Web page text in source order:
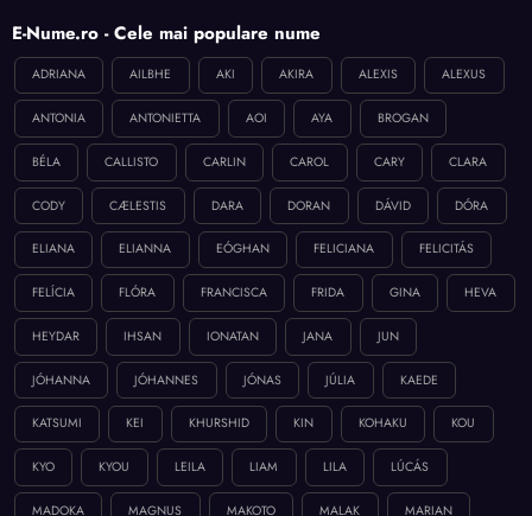
E-Nume.ro - Cele mai populare nume
ADRIANA AILBHE AKI AKIRA ALEXIS ALEXUS
ANTONIA ANTONIETTA AOI AYA BROGAN
BÉLA CALLISTO CARLIN CAROL CARY CLARA
CODY CÆLESTIS DARA DORAN DÁVID DÓRA
ELIANA ELIANNA EÓGHAN FELICIANA FELICITÁS
FELÍCIA FLÓRA FRANCISCA FRIDA GINA HEVA
HEYDAR IHSAN IONATAN JANA JUN
JÓHANNA JÓHANNES JÓNAS JÚLIA KAEDE
KATSUMI KEI KHURSHID KIN KOHAKU KOU
KYO KYOU LEILA LIAM LILA LÚCÁS
MADOKA MAGNUS MAKOTO MALAK MARIAN